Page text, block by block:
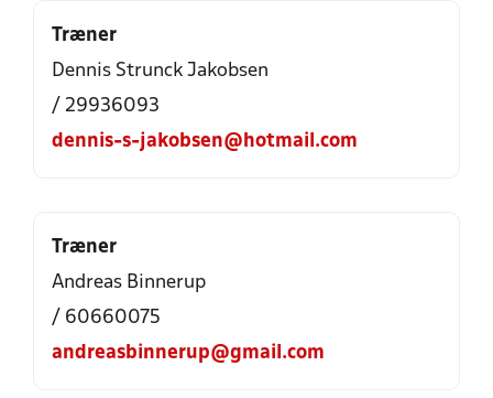
Træner
Dennis Strunck Jakobsen
/ 29936093
dennis-s-jakobsen@hotmail.com
Træner
Andreas Binnerup
/ 60660075
andreasbinnerup@gmail.com